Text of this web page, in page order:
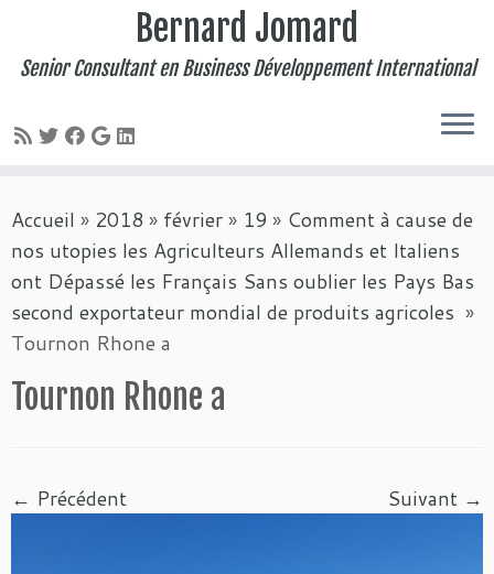
au
contenu
Bernard Jomard
Senior Consultant en Business Développement International
Accueil » 2018 » février» 19 » Comment à cause de
nos utopies les Agriculteurs Allemands et Italiens
ont Dépassé les Français Sans oublier les Pays Bas
second exportateur mondial de produits agricoles »
Tournon Rhone a
Tournon Rhone a
← Précédent Suivant →